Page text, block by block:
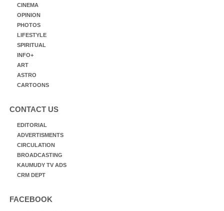
CINEMA
OPINION
PHOTOS
LIFESTYLE
SPIRITUAL
INFO+
ART
ASTRO
CARTOONS
CONTACT US
EDITORIAL
ADVERTISMENTS
CIRCULATION
BROADCASTING
KAUMUDY TV ADS
CRM DEPT
FACEBOOK